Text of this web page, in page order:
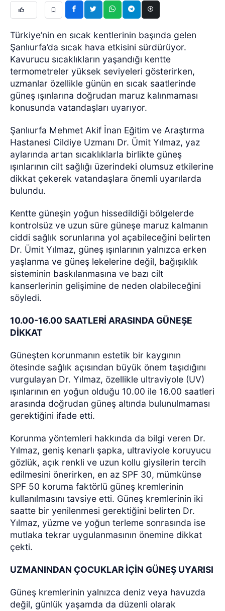
Türkiye’nin en sıcak kentlerinin başında gelen
Şanlıurfa’da sıcak hava etkisini sürdürüyor.
Kavurucu sıcaklıkların yaşandığı kentte
termometreler yüksek seviyeleri gösterirken,
uzmanlar özellikle günün en sıcak saatlerinde
güneş ışınlarına doğrudan maruz kalınmaması
konusunda vatandaşları uyarıyor.
Şanlıurfa Mehmet Akif İnan Eğitim ve Araştırma
Hastanesi Cildiye Uzmanı Dr. Ümit Yılmaz, yaz
aylarında artan sıcaklıklarla birlikte güneş
ışınlarının cilt sağlığı üzerindeki olumsuz etkilerine
dikkat çekerek vatandaşlara önemli uyarılarda
bulundu.
Kentte güneşin yoğun hissedildiği bölgelerde
kontrolsüz ve uzun süre güneşe maruz kalmanın
ciddi sağlık sorunlarına yol açabileceğini belirten
Dr. Ümit Yılmaz, güneş ışınlarının yalnızca erken
yaşlanma ve güneş lekelerine değil, bağışıklık
sisteminin baskılanmasına ve bazı cilt
kanserlerinin gelişimine de neden olabileceğini
söyledi.
10.00-16.00 SAATLERİ ARASINDA GÜNEŞE
DİKKAT
Güneşten korunmanın estetik bir kaygının
ötesinde sağlık açısından büyük önem taşıdığını
vurgulayan Dr. Yılmaz, özellikle ultraviyole (UV)
ışınlarının en yoğun olduğu 10.00 ile 16.00 saatleri
arasında doğrudan güneş altında bulunulmaması
gerektiğini ifade etti.
Korunma yöntemleri hakkında da bilgi veren Dr.
Yılmaz, geniş kenarlı şapka, ultraviyole koruyucu
gözlük, açık renkli ve uzun kollu giysilerin tercih
edilmesini önerirken, en az SPF 30, mümkünse
SPF 50 koruma faktörlü güneş kremlerinin
kullanılmasını tavsiye etti. Güneş kremlerinin iki
saatte bir yenilenmesi gerektiğini belirten Dr.
Yılmaz, yüzme ve yoğun terleme sonrasında ise
mutlaka tekrar uygulanmasının önemine dikkat
çekti.
UZMANINDAN ÇOCUKLAR İÇİN GÜNEŞ UYARISI
Güneş kremlerinin yalnızca deniz veya havuzda
değil, günlük yaşamda da düzenli olarak